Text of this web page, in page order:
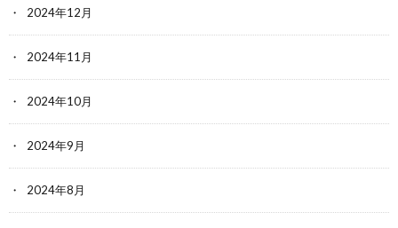
2024年12月
2024年11月
2024年10月
2024年9月
2024年8月